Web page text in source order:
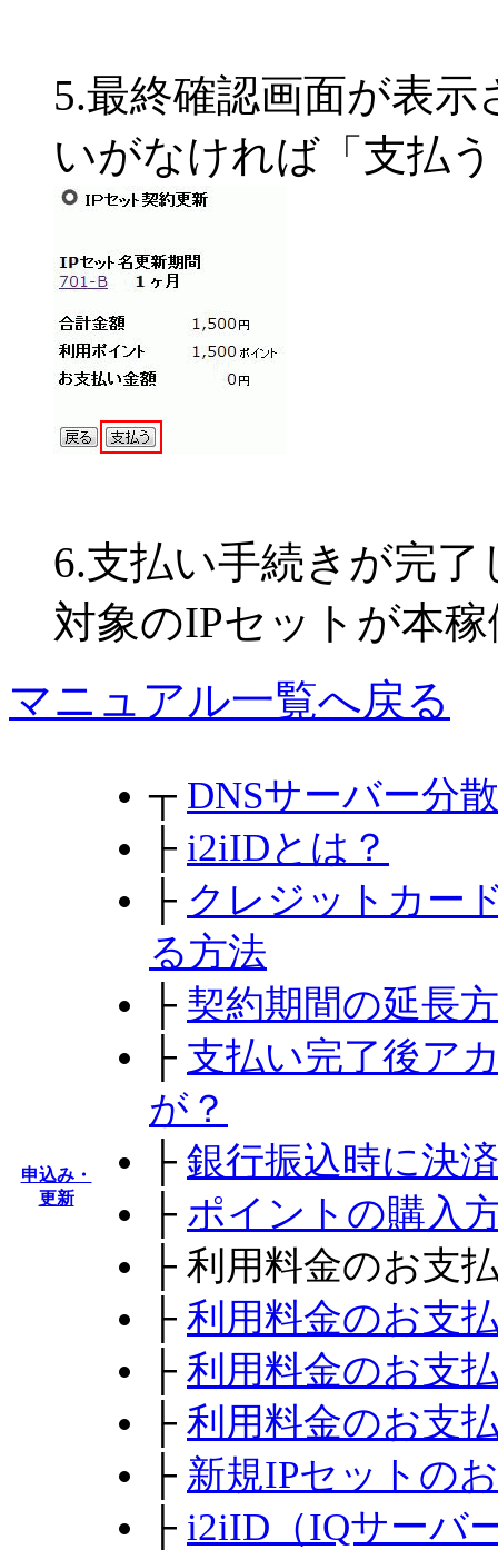
5.最終確認画面が表
いがなければ「支払
6.支払い手続きが完
対象のIPセットが本
マニュアル一覧へ戻る
申込み・
更新
┬ DNSサーバー分
├ i2iIDとは？
├ クレジットカー
る方法
├ 契約期間の延長
├ 支払い完了後ア
が？
├ 銀行振込時に決
├ ポイントの購入
├ 利用料金のお支
├ 利用料金のお支
├ 利用料金のお支
├ 利用料金のお支
├ 新規IPセットの
├ i2iID（IQサーバ